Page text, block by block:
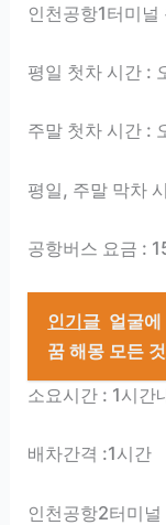
인천공항1터미
평일 첫차 시간 :
주말 첫차 시간 :
평일, 주말 막차
공항버스 요금 :
인기글 얼굴
꿈 해몽 모든
소요시간 : 1시간
배차간격 :1시간
인천공항2터미